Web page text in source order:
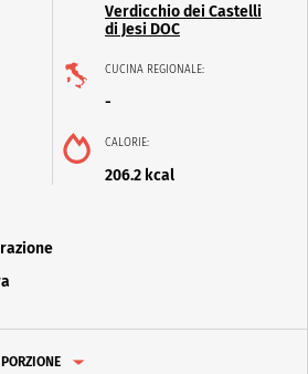
Verdicchio dei Castelli
di Jesi DOC
CUCINA REGIONALE:
-
CALORIE:
206.2 kcal
PORZIONE